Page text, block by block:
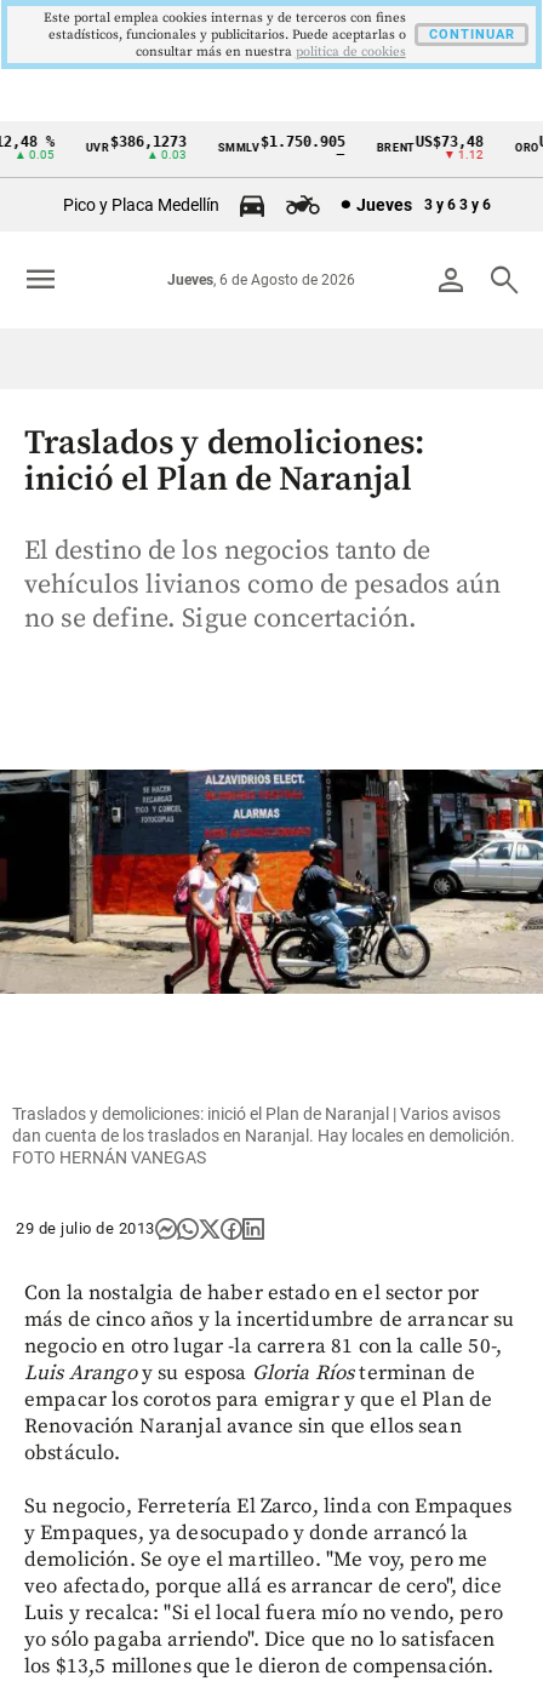
Cintillo
Colombia
%
0.05
UVR$386,1273
▲ 0.03
SMMLV$1.750.905 BRENTUS$73,48
▼ 1.12
ORO
Pico y Placa Medellín Jueves 3 y 6 3 y 6
person search
Jueves, 6 de Agosto de 2026
menu
Traslados y demoliciones:
inició el Plan de Naranjal
El destino de los negocios tanto de
vehículos livianos como de pesados aún
no se define. Sigue concertación.
Traslados y demoliciones: inició el Plan de Naranjal | Varios avisos
dan cuenta de los traslados en Naranjal. Hay locales en demolición.
FOTO HERNÁN VANEGAS
29 de julio de 2013
Con la nostalgia de haber estado en el sector por
más de cinco años y la incertidumbre de arrancar su
negocio en otro lugar -la carrera 81 con la calle 50-,
Luis Arangoy su esposa Gloria Ríosterminan de
empacar los corotos para emigrar y que el Plan de
Renovación Naranjal avance sin que ellos sean
obstáculo.
Su negocio, Ferretería El Zarco, linda con Empaques
y Empaques, ya desocupado y donde arrancó la
demolición. Se oye el martilleo. "Me voy, pero me
veo afectado, porque allá es arrancar de cero", dice
Luis y recalca: "Si el local fuera mío no vendo, pero
yo sólo pagaba arriendo". Dice que no lo satisfacen
los $13,5 millones que le dieron de compensación.
Este portal emplea cookies internas y de terceros con fines
estadísticos, funcionales y publicitarios. Puede aceptarlas o
consultar más en nuestra politica de cookies
CONTINUAR